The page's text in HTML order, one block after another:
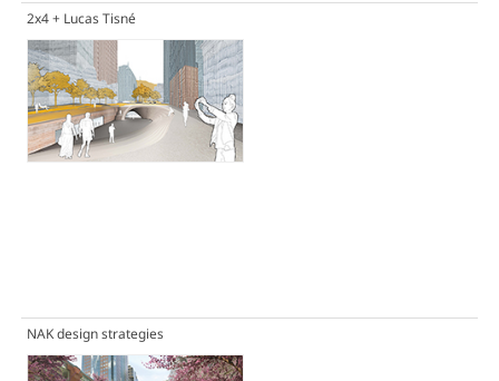
2x4 + Lucas Tisné
NAK design strategies